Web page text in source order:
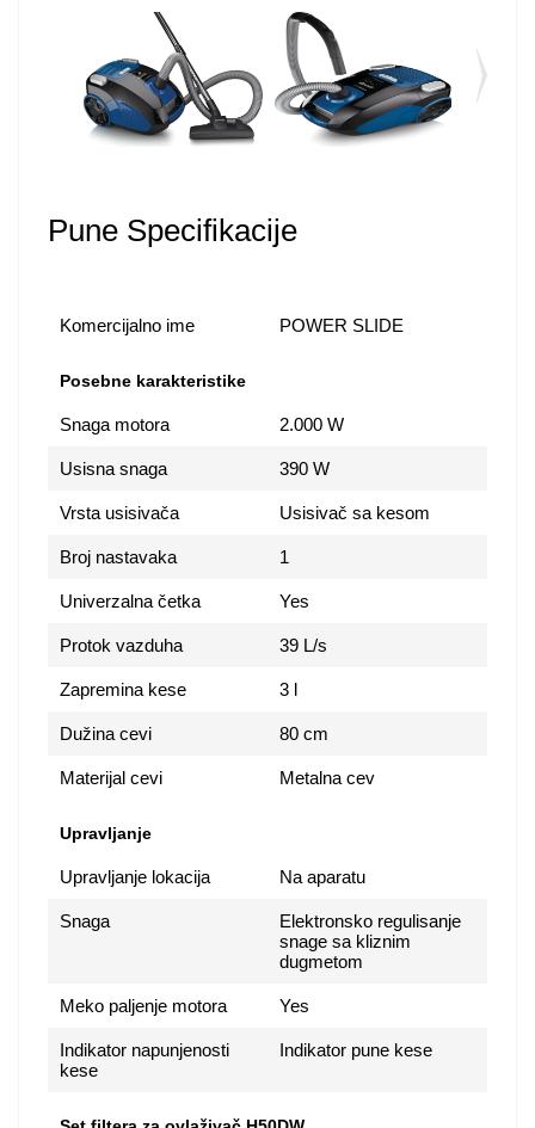
Pune Specifikacije
Komercijalno ime POWER SLIDE
Posebne karakteristike
Snaga motora 2.000 W
Usisna snaga 390 W
Vrsta usisivača Usisivač sa kesom
Broj nastavaka 1
Univerzalna četka Yes
Protok vazduha 39 L/s
Zapremina kese 3 l
Dužina cevi 80 cm
Materijal cevi Metalna cev
Upravljanje
Upravljanje lokacija Na aparatu
Snaga
Elektronsko regulisanje
snage sa kliznim
dugmetom
Meko paljenje motora Yes
Indikator napunjenosti
kese
Indikator pune kese